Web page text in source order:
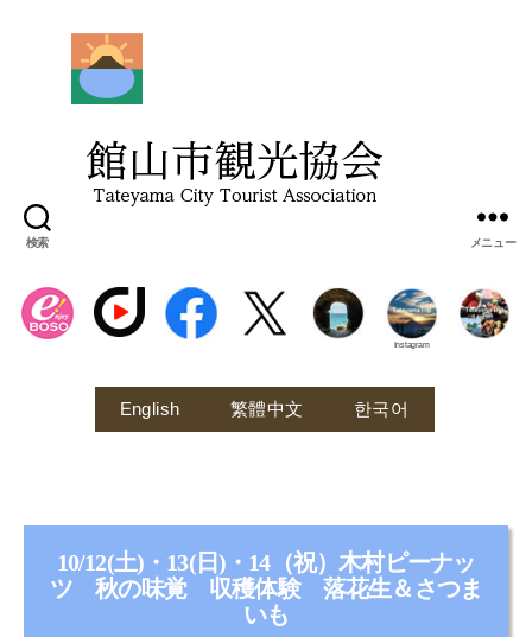
検索
光
協
会
メニュー
Instagram
English 繁體中文 한국어
テ
ゴ
リ
10/12(土)・13(日)・14（祝）木村ピーナッ
ツ 秋の味覚 収穫体験 落花生＆さつま
いも